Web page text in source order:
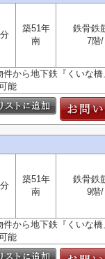
築51年
南
鉄骨鉄
7階/
から地下鉄『くいな橋
能
築51年
南
鉄骨鉄
9階/
から地下鉄『くいな橋
能